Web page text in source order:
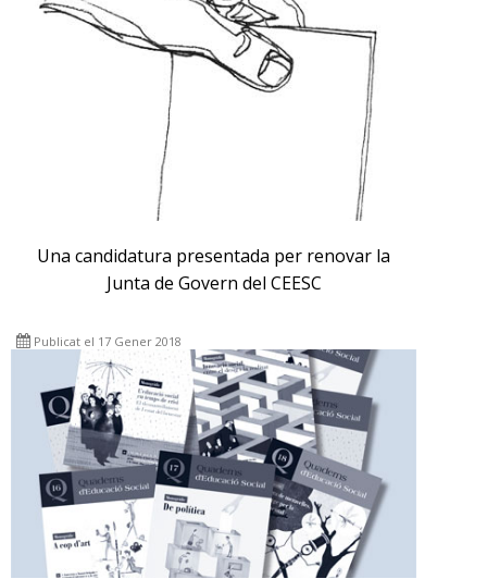
Una candidatura presentada per renovar la
Junta de Govern del CEESC
Publicat el 17 Gener 2018